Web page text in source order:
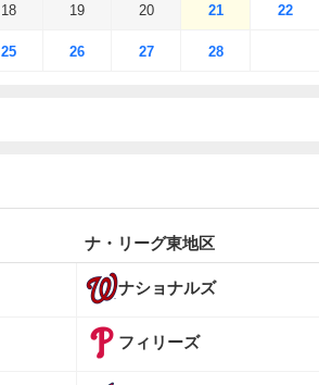
18 19 20 21 22
25 26 27 28
ナ・リーグ東地区
ナショナルズ
フィリーズ